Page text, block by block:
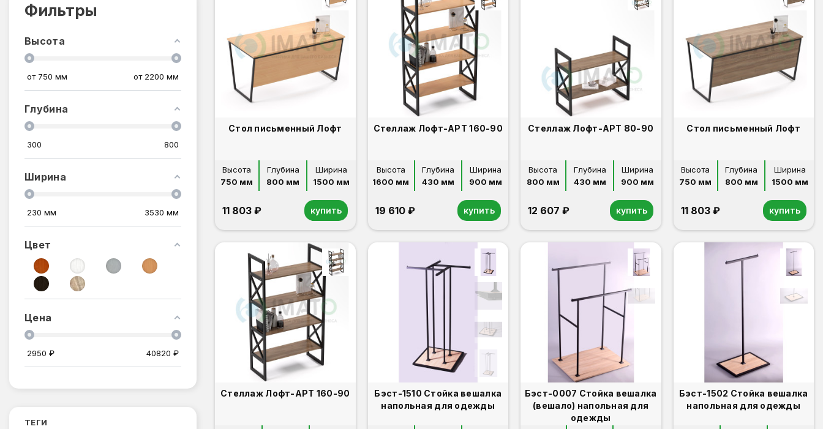
Фильтры
Высота
от 750 мм от 2200 мм
Глубина
300 800
Ширина
230 мм 3530 мм
Цвет
Цена
2950 ₽ 40820 ₽
ТЕГИ
Стол письменный Лофт
Высота
750 мм
Глубина
800 мм
Ширина
1500 мм
11 803 ₽ купить
Стеллаж Лофт-АРТ 160-90
Высота
1600 мм
Глубина
430 мм
Ширина
900 мм
19 610 ₽ купить
Стеллаж Лофт-АРТ 80-90
Высота
800 мм
Глубина
430 мм
Ширина
900 мм
12 607 ₽ купить
Стол письменный Лофт
Высота
750 мм
Глубина
800 мм
Ширина
1500 мм
11 803 ₽ купить
Стеллаж Лофт-АРТ 160-90
Бэст-1510 Стойка вешалка
напольная для одежды
Бэст-0007 Стойка вешалка
(вешало) напольная для
одежды
Бэст-1502 Стойка вешалка
напольная для одежды